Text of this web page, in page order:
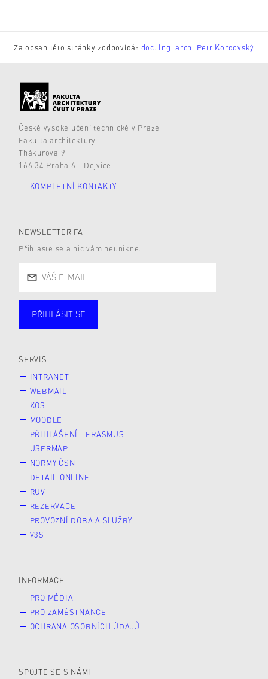
Za obsah této stránky zodpovídá: doc. Ing. arch. Petr Kordovský
České vysoké učení technické v Praze
Fakulta architektury
Thákurova 9
166 34 Praha 6 - Dejvice
KOMPLETNÍ KONTAKTY
NEWSLETTER FA
Přihlaste se a nic vám neunikne.
PŘIHLÁSIT SE
SERVIS
INTRANET
WEBMAIL
KOS
MOODLE
PŘIHLÁŠENÍ - ERASMUS
USERMAP
NORMY ČSN
DETAIL ONLINE
RUV
REZERVACE
PROVOZNÍ DOBA A SLUŽBY
V3S
INFORMACE
PRO MÉDIA
PRO ZAMĚSTNANCE
OCHRANA OSOBNÍCH ÚDAJŮ
SPOJTE SE S NÁMI